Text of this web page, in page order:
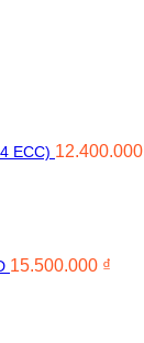
ECC) 12.400.000
15.500.000 ₫